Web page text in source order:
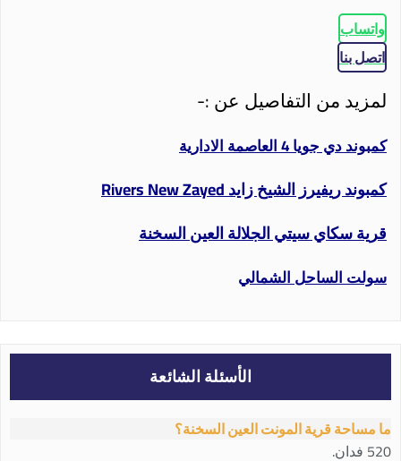
واتساب
اتصل بنا
لمزيد من التفاصيل عن :-
كمبوند دي جويا 4 العاصمة الادارية
كمبوند ريفيرز الشيخ زايد Rivers New Zayed
قرية سكاي سيتي الجلالة العين السخنة
سولت الساحل الشمالي
الأسئلة الشائعة
ما مساحة قرية المونت العين السخنة؟
520 فدان.